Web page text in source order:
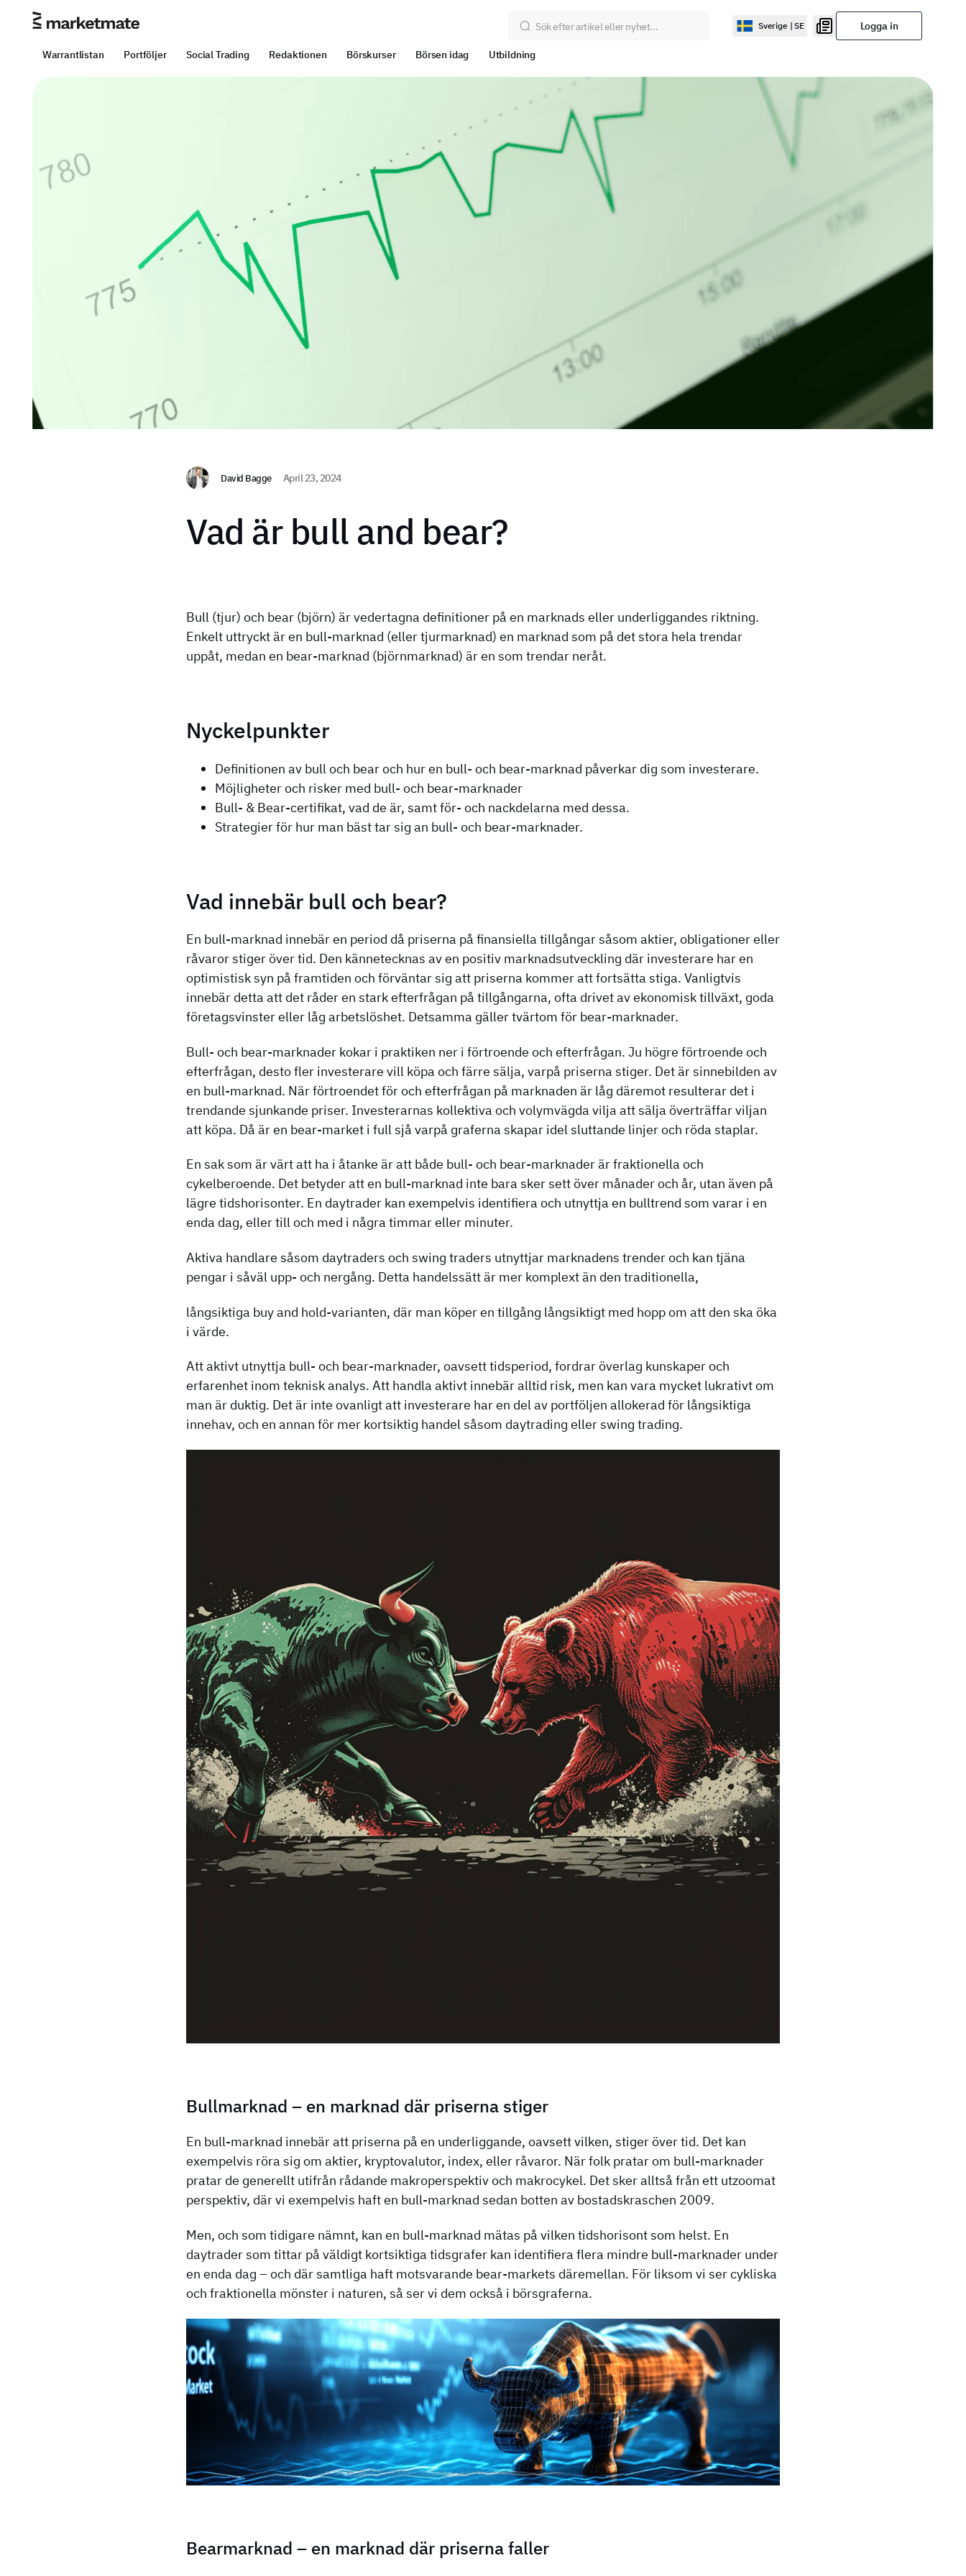
Sverige | SE Logga in
Warrantlistan Portföljer Social Trading Redaktionen Börskurser Börsen idag Utbildning
David Bagge April 23, 2024
Vad är bull and bear?
Bull (tjur) och bear (björn) är vedertagna definitioner på en marknads eller underliggandes riktning.
Enkelt uttryckt är en bull-marknad (eller tjurmarknad) en marknad som på det stora hela trendar
uppåt, medan en bear-marknad (björnmarknad) är en som trendar neråt.
Nyckelpunkter
Definitionen av bull och bear och hur en bull- och bear-marknad påverkar dig som investerare.
Möjligheter och risker med bull- och bear-marknader
Bull- & Bear-certifikat, vad de är, samt för- och nackdelarna med dessa.
Strategier för hur man bäst tar sig an bull- och bear-marknader.
Vad innebär bull och bear?
En bull-marknad innebär en period då priserna på finansiella tillgångar såsom aktier, obligationer eller
råvaror stiger över tid. Den kännetecknas av en positiv marknadsutveckling där investerare har en
optimistisk syn på framtiden och förväntar sig att priserna kommer att fortsätta stiga. Vanligtvis
innebär detta att det råder en stark efterfrågan på tillgångarna, ofta drivet av ekonomisk tillväxt, goda
företagsvinster eller låg arbetslöshet. Detsamma gäller tvärtom för bear-marknader.
Bull- och bear-marknader kokar i praktiken ner i förtroende och efterfrågan. Ju högre förtroende och
efterfrågan, desto fler investerare vill köpa och färre sälja, varpå priserna stiger. Det är sinnebilden av
en bull-marknad. När förtroendet för och efterfrågan på marknaden är låg däremot resulterar det i
trendande sjunkande priser. Investerarnas kollektiva och volymvägda vilja att sälja överträffar viljan
att köpa. Då är en bear-market i full sjå varpå graferna skapar idel sluttande linjer och röda staplar.
En sak som är värt att ha i åtanke är att både bull- och bear-marknader är fraktionella och
cykelberoende. Det betyder att en bull-marknad inte bara sker sett över månader och år, utan även på
lägre tidshorisonter. En daytrader kan exempelvis identifiera och utnyttja en bulltrend som varar i en
enda dag, eller till och med i några timmar eller minuter.
Aktiva handlare såsom daytraders och swing traders utnyttjar marknadens trender och kan tjäna
pengar i såväl upp- och nergång. Detta handelssätt är mer komplext än den traditionella,
långsiktiga buy and hold-varianten, där man köper en tillgång långsiktigt med hopp om att den ska öka
i värde.
Att aktivt utnyttja bull- och bear-marknader, oavsett tidsperiod, fordrar överlag kunskaper och
erfarenhet inom teknisk analys. Att handla aktivt innebär alltid risk, men kan vara mycket lukrativt om
man är duktig. Det är inte ovanligt att investerare har en del av portföljen allokerad för långsiktiga
innehav, och en annan för mer kortsiktig handel såsom daytrading eller swing trading.
Bullmarknad – en marknad där priserna stiger
En bull-marknad innebär att priserna på en underliggande, oavsett vilken, stiger över tid. Det kan
exempelvis röra sig om aktier, kryptovalutor, index, eller råvaror. När folk pratar om bull-marknader
pratar de generellt utifrån rådande makroperspektiv och makrocykel. Det sker alltså från ett utzoomat
perspektiv, där vi exempelvis haft en bull-marknad sedan botten av bostadskraschen 2009.
Men, och som tidigare nämnt, kan en bull-marknad mätas på vilken tidshorisont som helst. En
daytrader som tittar på väldigt kortsiktiga tidsgrafer kan identifiera flera mindre bull-marknader under
en enda dag – och där samtliga haft motsvarande bear-markets däremellan. För liksom vi ser cykliska
och fraktionella mönster i naturen, så ser vi dem också i börsgraferna.
Bearmarknad – en marknad där priserna faller